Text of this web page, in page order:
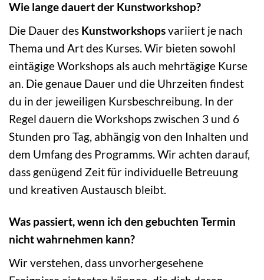
Wie lange dauert der Kunstworkshop?
Die Dauer des Kunstworkshopsvariiert je nach
Thema und Art des Kurses. Wir bieten sowohl
eintägige Workshops als auch mehrtägige Kurse
an. Die genaue Dauer und die Uhrzeiten findest
du in der jeweiligen Kursbeschreibung. In der
Regel dauern die Workshops zwischen 3 und 6
Stunden pro Tag, abhängig von den Inhalten und
dem Umfang des Programms. Wir achten darauf,
dass genügend Zeit für individuelle Betreuung
und kreativen Austausch bleibt.
Was passiert, wenn ich den gebuchten Termin
nicht wahrnehmen kann?
Wir verstehen, dass unvorhergesehene